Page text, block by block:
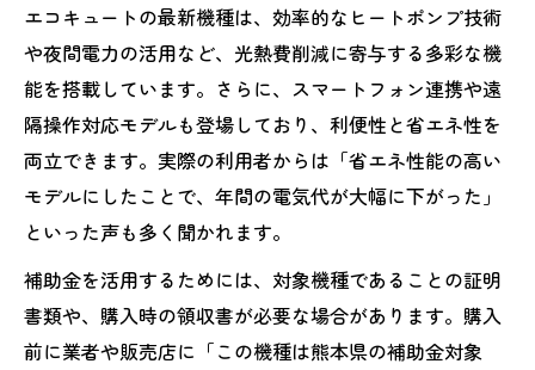
エコキュートの最新機種は、効率的なヒートポンプ技術
や夜間電力の活用など、光熱費削減に寄与する多彩な機
能を搭載しています。さらに、スマートフォン連携や遠
隔操作対応モデルも登場しており、利便性と省エネ性を
両立できます。実際の利用者からは「省エネ性能の高い
モデルにしたことで、年間の電気代が大幅に下がった」
といった声も多く聞かれます。
補助金を活用するためには、対象機種であることの証明
書類や、購入時の領収書が必要な場合があります。購入
前に業者や販売店に「この機種は熊本県の補助金対象